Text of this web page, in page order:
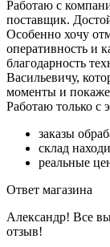
Работаю с
поставщик.
Особенно хочу
оперативность и
благодарность
Васильевичу,
моменты и
Работаю только с
заказы
склад
реальные
Ответ магазина
Александр! Все
отзыв!